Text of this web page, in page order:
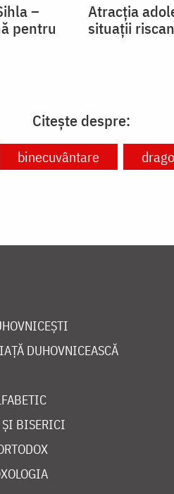
–
pentru
Atracția
situații
Citește despre:
binecuvântare
DUHOVNICEASCĂ
BISERICI